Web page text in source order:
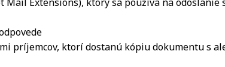
príjemcov, ktorí dostanú kópiu dokumentu s